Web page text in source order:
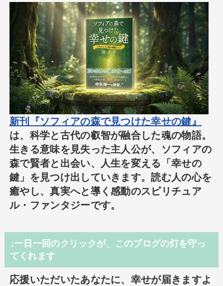
新刊『ソフィアの森で見つけた幸せの鍵』
は、科学と古代の叡智が融合した魂の物語。
生きる意味を見失った主人公が、ソフィアの
森で賢者と出会い、人生を変える「幸せの
鍵」を見つけ出していきます。読む人の心を
癒やし、真実へと導く感動のスピリチュア
ル・ファンタジーです。
↓一日一回のクリックが、このブログの灯を守っ
てくれます
応援いただいたあなたに、幸せが届きますよ